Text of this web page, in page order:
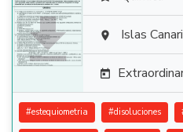
  Islas

#estequiometria #disoluciones